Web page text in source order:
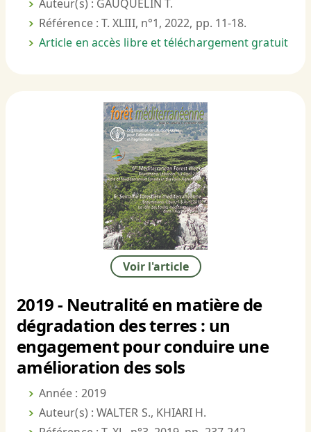
Auteur(s) : GAUQUELIN T.
Référence : T. XLIII, n°1, 2022, pp. 11-18.
Article en accès libre et téléchargement gratuit
Voir l'article
2019 - Neutralité en matière de
dégradation des terres : un
engagement pour conduire une
amélioration des sols
Année : 2019
Auteur(s) : WALTER S., KHIARI H.